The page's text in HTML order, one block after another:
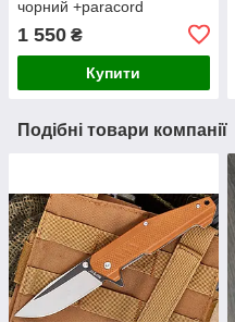
чорний +paracord
1 550 ₴
Купити
Подібні товари компанії